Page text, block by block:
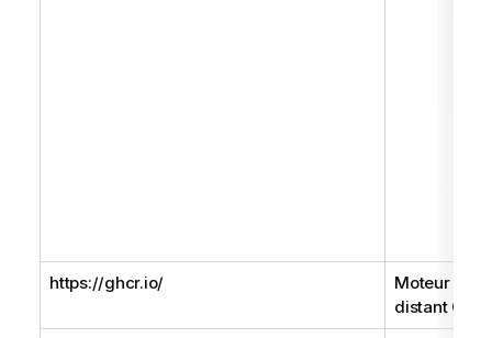
https://ghcr.io/
Moteur
distant Gen2